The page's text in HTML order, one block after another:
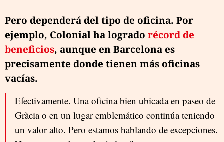
Pero dependerá del tipo de oficina. Por
ejemplo, Colonial ha logrado récord de
beneficios, aunque en Barcelona es
precisamente donde tienen más oficinas
vacías.
Efectivamente. Una oficina bien ubicada en paseo de
Gràcia o en un lugar emblemático continúa teniendo
un valor alto. Pero estamos hablando de excepciones.